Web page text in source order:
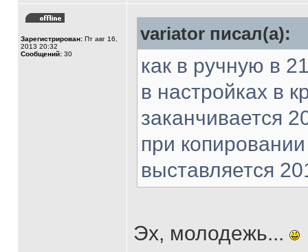
Зарегистрирован: Пт авг 16,
2013 20:32
Сообщений: 30
variator писал(а):
как в ручную в
в настройках в
заканчивается
при
выставляется
Эх, молодежь...